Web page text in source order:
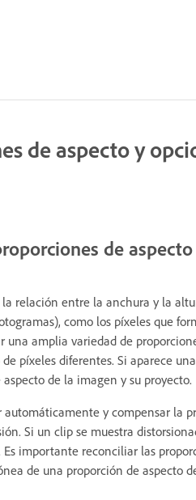
de aspecto y
de aspecto
relación entre la anchura y la
como los píxeles que
amplia variedad de
píxeles diferentes. Si aparece
de la imagen y su proyecto.
y compensar la
Si un clip se muestra
importante reconciliar las
de una proporción de aspecto